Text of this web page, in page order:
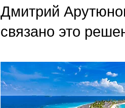
Дмитрий
связано это